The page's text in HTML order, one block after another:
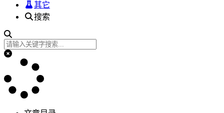
其它
搜索